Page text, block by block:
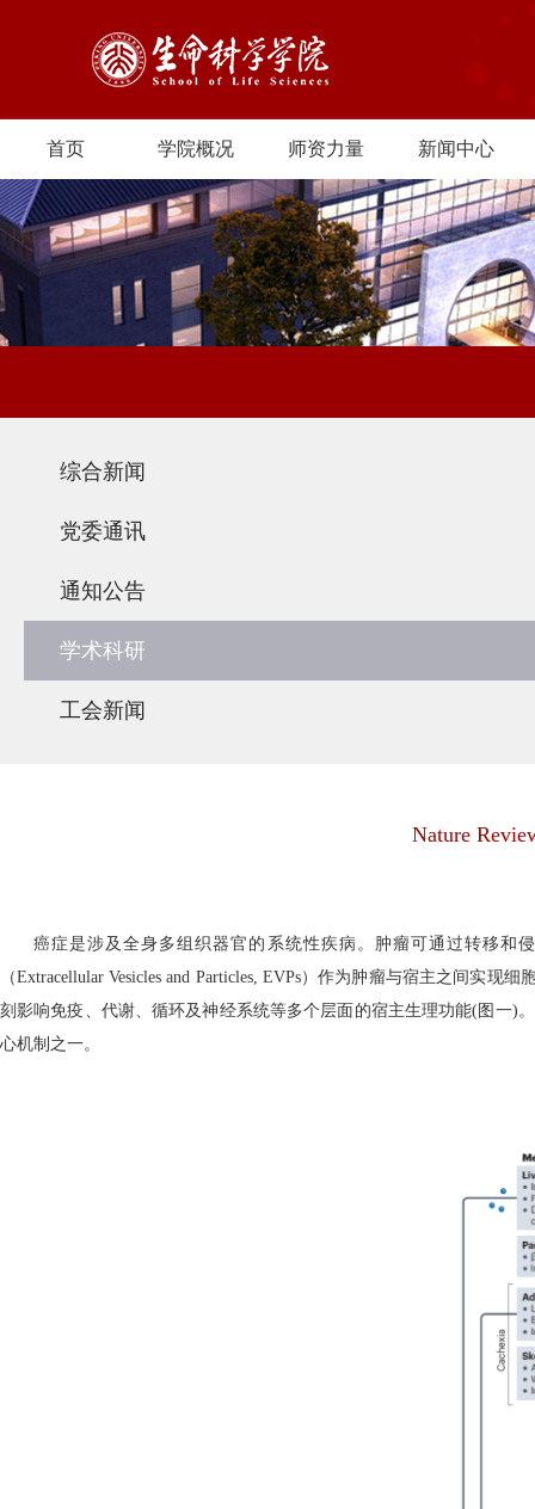
首页 学院概况 师资力量 新闻中心
综合新闻
党委通讯
通知公告
学术科研
工会新闻
Nature
癌症是涉及全身多组织器官的系统性疾病。肿瘤可通过转移和
（Extracellular Vesicles and Particles, EVPs）作为肿瘤与宿主之间实现细
刻影响免疫、代谢、循环及神经系统等多个层面的宿主生理功能(图一)。
心机制之一。